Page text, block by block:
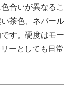
合いが異なるこ
茶色、ネパール
す。硬度はモー
ーとしても日常